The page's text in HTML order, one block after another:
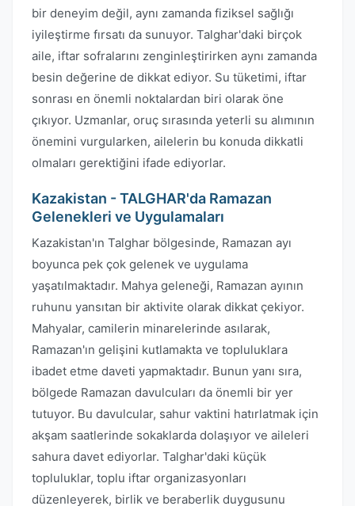
bir deneyim değil, aynı zamanda fiziksel sağlığı
iyileştirme fırsatı da sunuyor. Talghar'daki birçok
aile, iftar sofralarını zenginleştirirken aynı zamanda
besin değerine de dikkat ediyor. Su tüketimi, iftar
sonrası en önemli noktalardan biri olarak öne
çıkıyor. Uzmanlar, oruç sırasında yeterli su alımının
önemini vurgularken, ailelerin bu konuda dikkatli
olmaları gerektiğini ifade ediyorlar.
Kazakistan - TALGHAR'da Ramazan
Gelenekleri ve Uygulamaları
Kazakistan'ın Talghar bölgesinde, Ramazan ayı
boyunca pek çok gelenek ve uygulama
yaşatılmaktadır. Mahya geleneği, Ramazan ayının
ruhunu yansıtan bir aktivite olarak dikkat çekiyor.
Mahyalar, camilerin minarelerinde asılarak,
Ramazan'ın gelişini kutlamakta ve topluluklara
ibadet etme daveti yapmaktadır. Bunun yanı sıra,
bölgede Ramazan davulcuları da önemli bir yer
tutuyor. Bu davulcular, sahur vaktini hatırlatmak için
akşam saatlerinde sokaklarda dolaşıyor ve aileleri
sahura davet ediyorlar. Talghar'daki küçük
topluluklar, toplu iftar organizasyonları
düzenleyerek, birlik ve beraberlik duygusunu